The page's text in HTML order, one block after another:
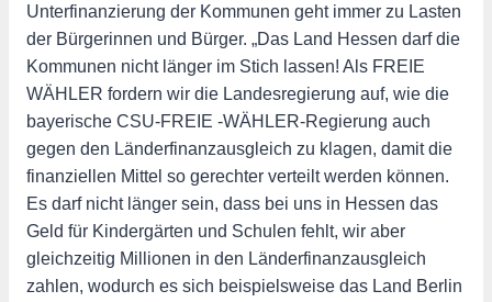
Unterfinanzierung der Kommunen geht immer zu Lasten
der Bürgerinnen und Bürger. „Das Land Hessen darf die
Kommunen nicht länger im Stich lassen! Als FREIE
WÄHLER fordern wir die Landesregierung auf, wie die
bayerische CSU-FREIE -WÄHLER-Regierung auch
gegen den Länderfinanzausgleich zu klagen, damit die
finanziellen Mittel so gerechter verteilt werden können.
Es darf nicht länger sein, dass bei uns in Hessen das
Geld für Kindergärten und Schulen fehlt, wir aber
gleichzeitig Millionen in den Länderfinanzausgleich
zahlen, wodurch es sich beispielsweise das Land Berlin